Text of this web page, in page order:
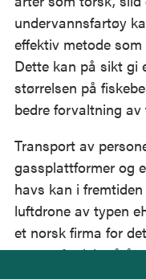
undervannsfartøy
effektiv metode
Dette kan på sikt gi
størrelsen på
bedre forvaltning av
Transport av
gassplattformer og
havs kan i
luftdrone av typen
et norsk firma for
rotorer fordelt på